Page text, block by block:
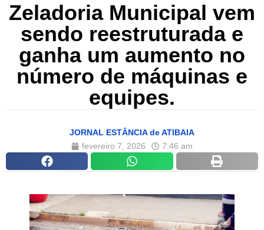
Zeladoria Municipal vem
sendo reestruturada e
ganha um aumento no
número de máquinas e
equipes.
JORNAL ESTÂNCIA de ATIBAIA
fevereiro 7, 2026
7:46 am